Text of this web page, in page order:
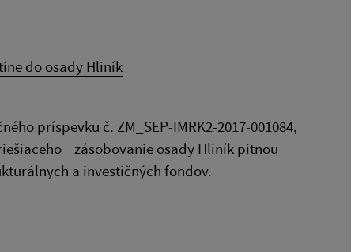
do osady Hliník
príspevku č. ZM_SEP-IMRK2-2017-001084,
zásobovanie osady Hliník pitnou
a investičných fondov.